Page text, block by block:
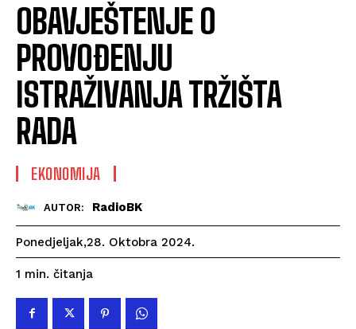
OBAVJEŠTENJE O
PROVOĐENJU
ISTRAŽIVANJA TRŽIŠTA
RADA
EKONOMIJA
AUTOR: RadioBK
Ponedjeljak,28. Oktobra 2024.
1 min. čitanja